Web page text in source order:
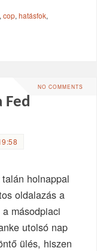
,cop,hatásfok,
NO COMMENTS
Fed
holnappal
oldalazás a
másodpiaci
utolsó nap
ülés, hiszen